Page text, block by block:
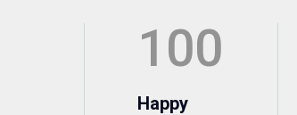
100
Happy